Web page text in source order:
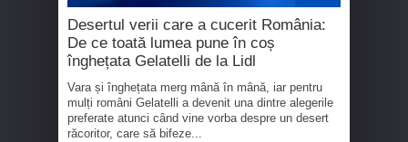
Desertul verii care a cucerit România:
De ce toată lumea pune în coș
înghețata Gelatelli de la Lidl
Vara și înghețata merg mână în mână, iar pentru
mulți români Gelatelli a devenit una dintre alegerile
preferate atunci când vine vorba despre un desert
răcoritor, care să bifeze...